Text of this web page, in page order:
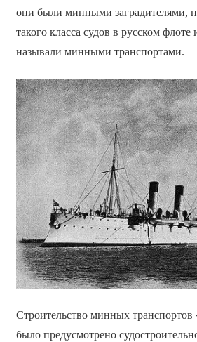
они были минными заградителями,
такого класса судов в русском
называли минными транспортами.
Строительство минных
было предусмотрено